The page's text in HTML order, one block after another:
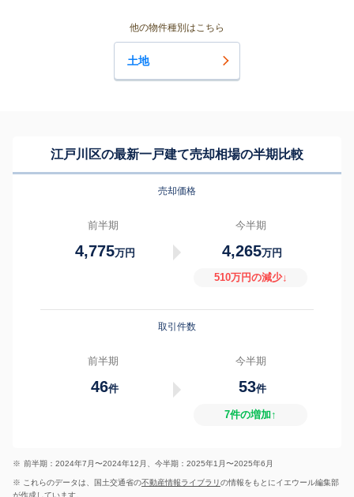
他の物件種別はこちら
土地
江戸川区の最新一戸建て売却相場の半期比較
売却価格
前半期
4,775万円
今半期
4,265万円
510万円の減少↓
取引件数
前半期
46件
今半期
53件
7件の増加↑
※ 前半期：2024年7月〜2024年12月、今半期：2025年1月〜2025年6月
※ これらのデータは、国土交通省の不動産情報ライブラリの情報をもとにイエウール編集部
が作成しています。